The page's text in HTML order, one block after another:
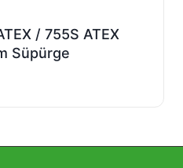
/ 755S ATEX
Süpürge